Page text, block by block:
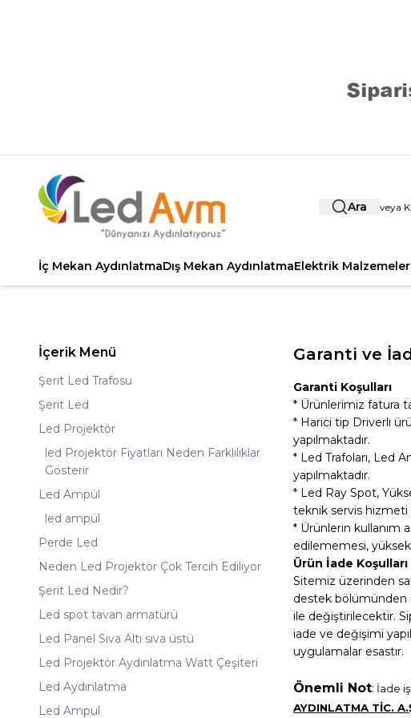
Ara
İç Mekan AydınlatmaDış Mekan AydınlatmaElektrik
İçerik Menü
Şerit Led Trafosu
Şerit Led
Led Projektör
led Projektör Fiyatları Neden Farklılıklar
Gösterir
Led Ampül
led ampül
Perde Led
Neden Led Projektör Çok Tercih Ediliyor
Şerit Led Nedir?
Led spot tavan armatürü
Led Panel Sıva Altı sıva üstü
Led Projektör Aydınlatma Watt Çeşiteri
Led Aydınlatma
Led Ampul
Garanti ve
Garanti Koşulları
* Ürünlerimiz fatura
* Harici tip Driverlı
yapılmaktadır.
* Led Trafoları, Led
yapılmaktadır.
* Led Ray Spot,
teknik servis hizmeti
* Ürünlerin kullanım
edilememesi,
Ürün İade Koşulları
Sitemiz üzerinden
destek bölümünden
ile değiştirilecektir.
iade ve değişimi
uygulamalar esastır.
Önemli Not: İade
AYDINLATMA TİC.